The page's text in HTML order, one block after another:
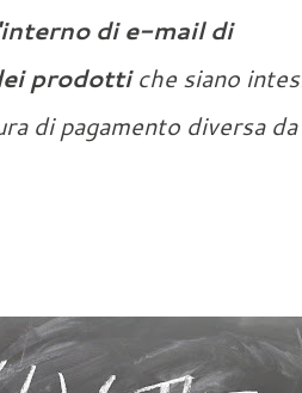
di e-mail di
prodottiche siano
di pagamento diversa da